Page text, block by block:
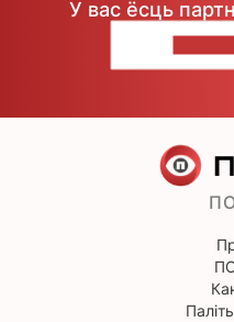
У вас ёсць